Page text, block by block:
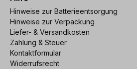
Hinweise zur Batterieentsorgung
Hinweise zur Verpackung
Liefer- & Versandkosten
Zahlung & Steuer
Kontaktformular
Widerrufsrecht